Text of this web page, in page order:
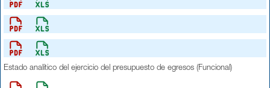
Estado analítico del ejercicio del presupuesto de egresos (Funcional)